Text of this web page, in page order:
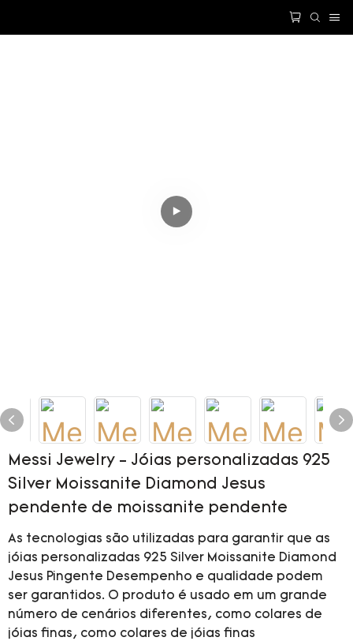
Messi Jewelry - Jóias personalizadas 925
Silver Moissanite Diamond Jesus
pendente de moissanite pendente
As tecnologias são utilizadas para garantir que as
jóias personalizadas 925 Silver Moissanite Diamond
Jesus Pingente Desempenho e qualidade podem
ser garantidos. O produto é usado em um grande
número de cenários diferentes, como colares de
jóias finas, como colares de jóias finas